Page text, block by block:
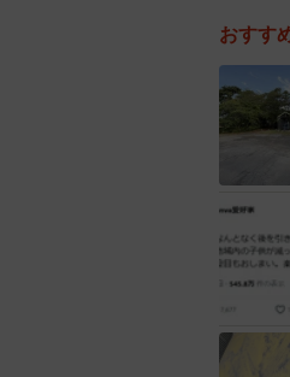
おすす